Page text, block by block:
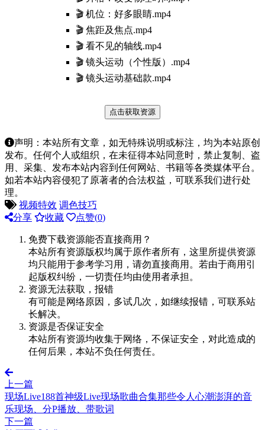
🎬 机位：好多眼睛.mp4
🎬 焦距及焦点.mp4
🎬 看不见的轴线.mp4
🎬 镜头运动（个性版）.mp4
🎬 镜头运动基础款.mp4
点击获取资源
声明：本站所有文章，如无特殊说明或标注，均为本站原创
发布。任何个人或组织，在未征得本站同意时，禁止复制、盗
用、采集、发布本站内容到任何网站、书籍等各类媒体平台。
如若本站内容侵犯了原著者的合法权益，可联系我们进行处
理。
视频特效 调色技巧
分享
收藏 点赞(0)
免费下载资源能否直接商用？
本站所有资源版权均属于原作者所有，这里所提供资源
均只能用于参考学习用，请勿直接商用。若由于商用引
起版权纠纷，一切责任均由使用者承担。
资源无法获取，报错
有可能是网络原因，多试几次，如继续报错，可联系站
长解决。
资源是否保证安全
本站所有资源均收集于网络，不保证安全，对此造成的
任何后果，本站不负任何责任。
上一篇
现场Live188首神级Live现场歌曲合集那些令人心潮澎湃的音
乐现场、分P播放、带歌词
下一篇